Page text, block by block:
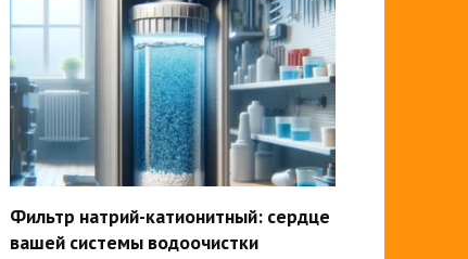
Фильтр натрий-катионитный: сердце
вашей системы водоочистки